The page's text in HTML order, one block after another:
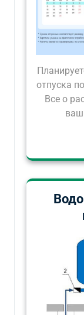
отпуска
Все о
ваш